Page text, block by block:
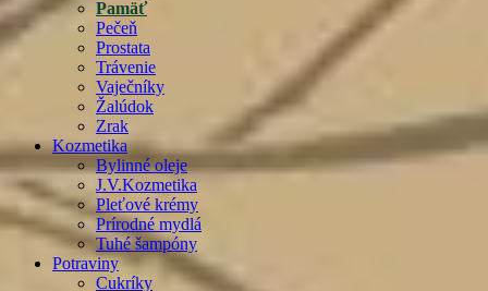
Pamäť
Pečeň
Prostata
Trávenie
Vaječníky
Žalúdok
Zrak
Kozmetika
Bylinné oleje
J.V.Kozmetika
Pleťové krémy
Prírodné mydlá
Tuhé šampóny
Potraviny
Cukríky